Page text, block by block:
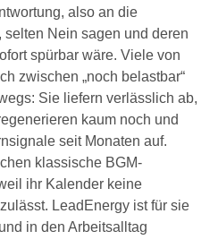
also an die
selten Nein sagen und deren
spürbar wäre. Viele von
zwischen „noch belastbar“
Sie liefern verlässlich ab,
kaum noch und
seit Monaten auf.
klassische BGM-
ihr Kalender keine
LeadEnergy ist für sie
in den Arbeitsalltag